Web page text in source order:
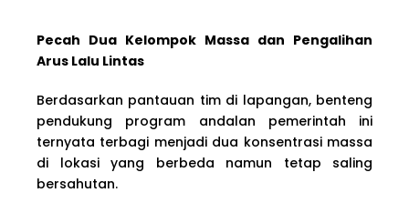
Pecah Dua Kelompok Massa dan Pengalihan
Arus Lalu Lintas
Berdasarkan pantauan tim di lapangan, benteng
pendukung program andalan pemerintah ini
ternyata terbagi menjadi dua konsentrasi massa
di lokasi yang berbeda namun tetap saling
bersahutan.